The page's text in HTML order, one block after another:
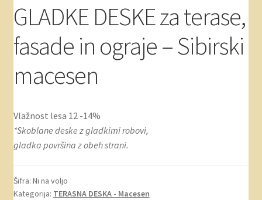
GLADKE DESKE za terase,
fasade in ograje – Sibirski
macesen
Vlažnost lesa 12 -14%
*Skoblane deske z gladkimi robovi,
gladka površina z obeh strani.
Šifra: Ni na voljo
Kategorija: TERASNA DESKA - Macesen